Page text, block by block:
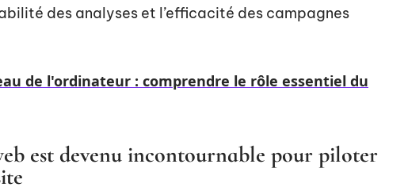
des analyses et l’efficacité des campagnes
de l'ordinateur : comprendre le rôle essentiel du
est devenu incontournable pour piloter